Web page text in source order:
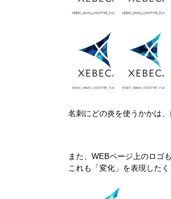
名刺にどの炎を使うかかは
また、WEBページ上のロゴ
これも「変化」を表現した